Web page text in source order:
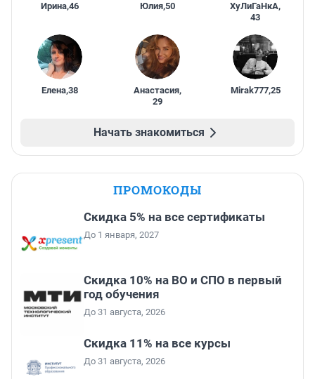
Ирина,46 Юлия,50 ХуЛиГаНкА,
43
Елена,38 Анастасия,
29
Mirak777,25
Начать знакомиться
ПРОМОКОДЫ
Скидка 5% на все сертификаты
До 1 января, 2027
Скидка 10% на ВО и СПО в первый
год обучения
До 31 августа, 2026
Скидка 11% на все курсы
До 31 августа, 2026